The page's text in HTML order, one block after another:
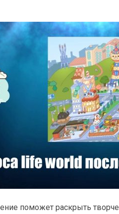
поможет раскрыть